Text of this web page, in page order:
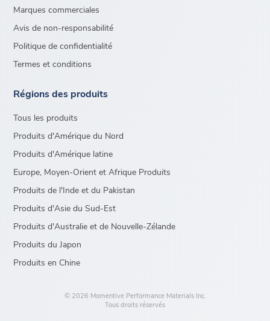
Marques commerciales
Avis de non-responsabilité
Politique de confidentialité
Termes et conditions
Régions des produits
Tous les produits
Produits d'Amérique du Nord
Produits d'Amérique latine
Europe, Moyen-Orient et Afrique Produits
Produits de l'Inde et du Pakistan
Produits d'Asie du Sud-Est
Produits d'Australie et de Nouvelle-Zélande
Produits du Japon
Produits en Chine
© 2026 Momentive Performance Materials Inc.
Tous droits réservés